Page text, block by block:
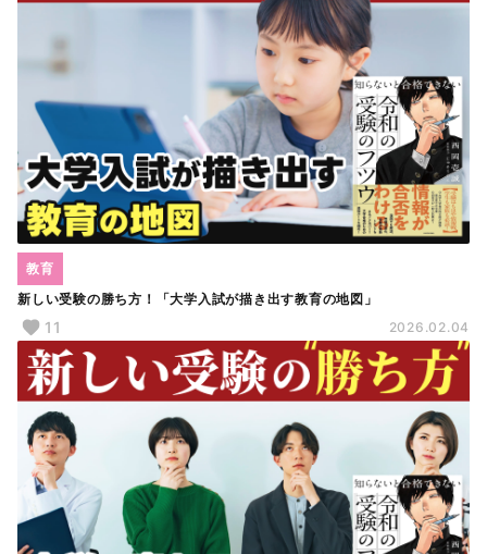
新しい受験の勝ち方！「大学入試が描き出す教育の地図」
教育
11 2026.02.04